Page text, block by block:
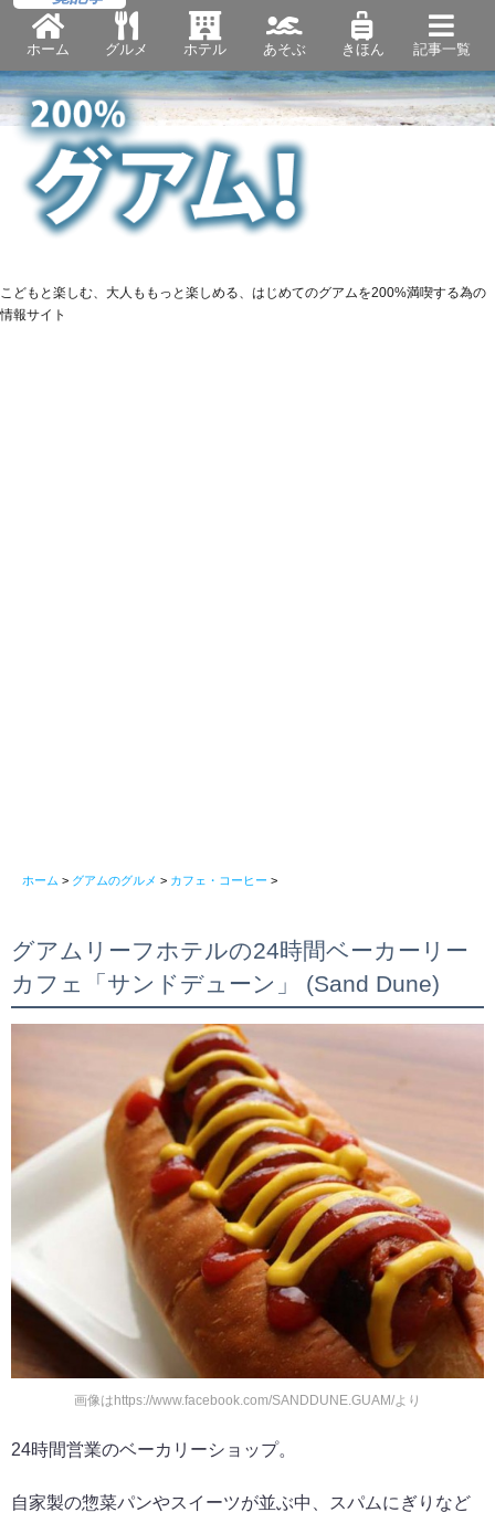
ホーム グルメ ホテル あそぶ きほん 記事一覧
こどもと楽しむ、大人ももっと楽しめる、はじめてのグアムを200%満喫する為の
情報サイト
ホーム > グアムのグルメ > カフェ・コーヒー >
グアムリーフホテルの24時間ベーカーリー
カフェ「サンドデューン」 (Sand Dune)
画像はhttps://www.facebook.com/SANDDUNE.GUAM/より
24時間営業のベーカリーショップ。
自家製の惣菜パンやスイーツが並ぶ中、スパムにぎりなど